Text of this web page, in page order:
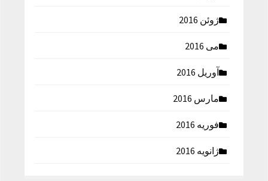
ژوئن 2016
می 2016
آوریل 2016
مارس 2016
فوریه 2016
ژانویه 2016